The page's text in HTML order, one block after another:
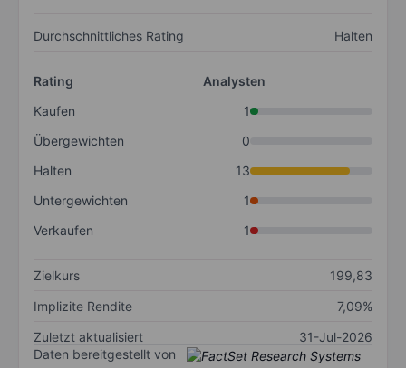
Durchschnittliches Rating Halten
Rating
Analysten
Kaufen
1
Übergewichten
0
Halten
13
Untergewichten
1
Verkaufen
1
Zielkurs
199,83
Implizite Rendite
7,09%
Zuletzt aktualisiert
31-Jul-2026
Daten bereitgestellt von